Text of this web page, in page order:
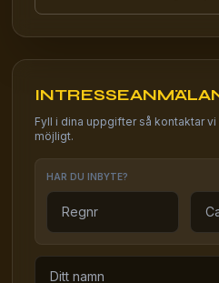
Fyll i dina uppgifter så kontaktar
möjligt.
HAR DU INBYTE?